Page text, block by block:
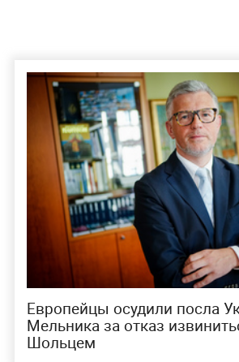
Европейцы осудили посла
Мельника за отказ
Шольцем